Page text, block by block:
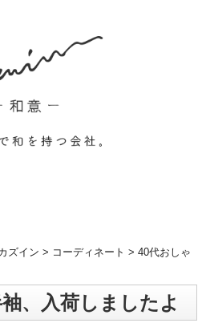
ズイン > コーディネート >40代おしゃ
、入荷しましたよ